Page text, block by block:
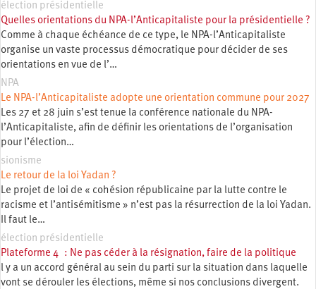
élection présidentielle
Quelles orientations du NPA-l’Anticapitaliste pour la présidentielle ?
Comme à chaque échéance de ce type, le NPA-l’Anticapitaliste
organise un vaste processus démocratique pour décider de ses
orientations en vue de l’…
NPA
Le NPA-l’Anticapitaliste adopte une orientation commune pour 2027
Les 27 et 28 juin s’est tenue la conférence nationale du NPA-
l’Anticapitaliste, afin de définir les orientations de l’organisation
pour l’élection…
sionisme
Le retour de la loi Yadan ?
Le projet de loi de « cohésion républicaine par la lutte contre le
racisme et l’antisémitisme » n’est pas la résurrection de la loi Yadan.
Il faut le…
élection présidentielle
Plateforme 4 : Ne pas céder à la résignation, faire de la politique
l y a un accord général au sein du parti sur la situation dans laquelle
vont se dérouler les élections, même si nos conclusions divergent.